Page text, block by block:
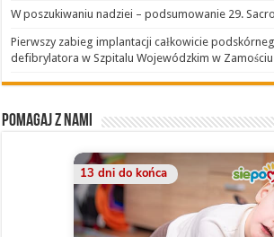
W poszukiwaniu nadziei – podsumowanie 29.
Pierwszy zabieg implantacji całkowicie
defibrylatora w Szpitalu Wojewódzkim w Zamościu
Pomagaj z nami